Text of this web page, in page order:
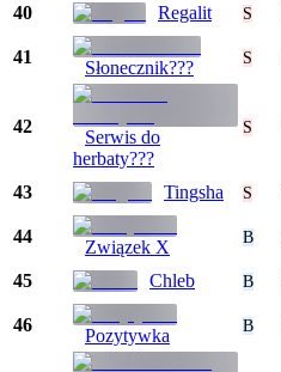
40 Regalit S
41
Słonecznik??? S
42
Serwis do
herbaty???
S
43 Tingsha S
44
Związek X B
45 Chleb B
46
Pozytywka B